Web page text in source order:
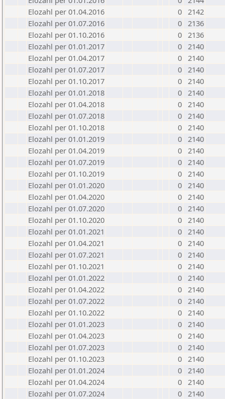
Elozahl per 01.04.2016
0 2142
Elozahl per 01.07.2016
0 2136
Elozahl per 01.10.2016
0 2136
Elozahl per 01.01.2017
0 2140
Elozahl per 01.04.2017
0 2140
Elozahl per 01.07.2017
0 2140
Elozahl per 01.10.2017
0 2140
Elozahl per 01.01.2018
0 2140
Elozahl per 01.04.2018
0 2140
Elozahl per 01.07.2018
0 2140
Elozahl per 01.10.2018
0 2140
Elozahl per 01.01.2019
0 2140
Elozahl per 01.04.2019
0 2140
Elozahl per 01.07.2019
0 2140
Elozahl per 01.10.2019
0 2140
Elozahl per 01.01.2020
0 2140
Elozahl per 01.04.2020
0 2140
Elozahl per 01.07.2020
0 2140
Elozahl per 01.10.2020
0 2140
Elozahl per 01.01.2021
0 2140
Elozahl per 01.04.2021
0 2140
Elozahl per 01.07.2021
0 2140
Elozahl per 01.10.2021
0 2140
Elozahl per 01.01.2022
0 2140
Elozahl per 01.04.2022
0 2140
Elozahl per 01.07.2022
0 2140
Elozahl per 01.10.2022
0 2140
Elozahl per 01.01.2023
0 2140
Elozahl per 01.04.2023
0 2140
Elozahl per 01.07.2023
0 2140
Elozahl per 01.10.2023
0 2140
Elozahl per 01.01.2024
0 2140
Elozahl per 01.04.2024
0 2140
Elozahl per 01.07.2024
0 2140